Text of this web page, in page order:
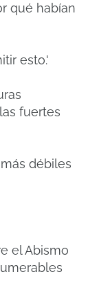
qué habían
esto.'
fuertes
débiles
el Abismo